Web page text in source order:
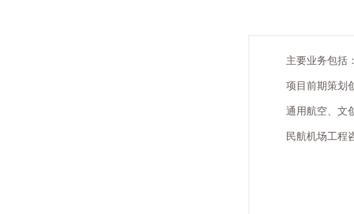
主要业务包括
项目前期策划
通用航空、文
民航机场工程